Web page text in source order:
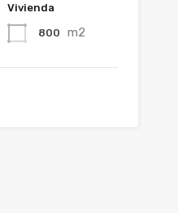
Vivienda
800 m2